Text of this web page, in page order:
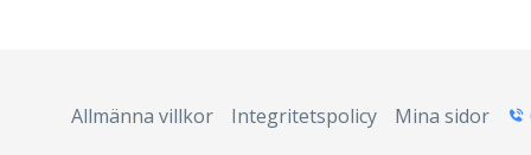
Allmänna villkor Integritetspolicy Mina sidor